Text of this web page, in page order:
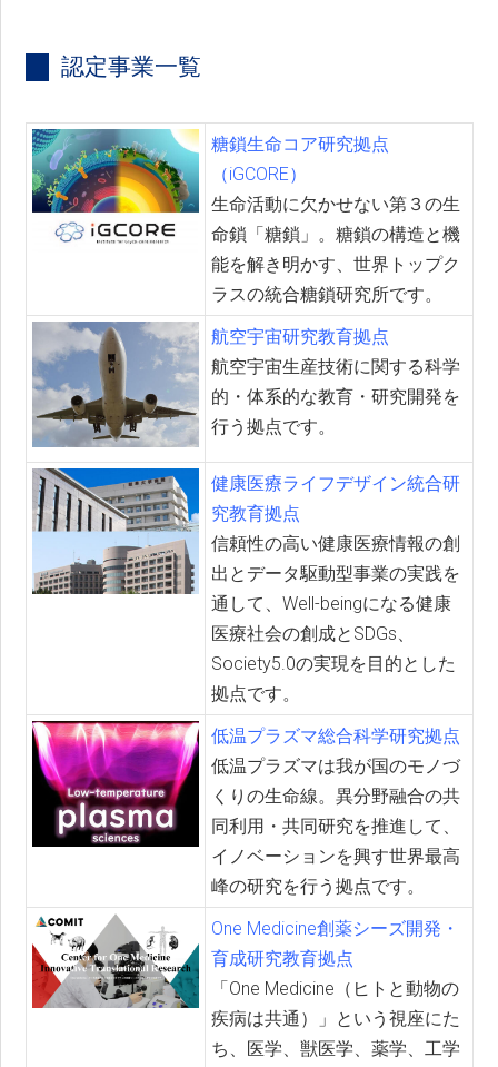
認定事業一覧
糖鎖生命コア研究拠点
（iGCORE）
生命活動に欠かせない第３の生
命鎖「糖鎖」。糖鎖の構造と機
能を解き明かす、世界トップク
ラスの統合糖鎖研究所です。
航空宇宙研究教育拠点
航空宇宙生産技術に関する科学
的・体系的な教育・研究開発を
行う拠点です。
健康医療ライフデザイン統合研
究教育拠点
信頼性の高い健康医療情報の創
出とデータ駆動型事業の実践を
通して、Well-beingになる健康
医療社会の創成とSDGs、
Society5.0の実現を目的とした
拠点です。
低温プラズマ総合科学研究拠点
低温プラズマは我が国のモノづ
くりの生命線。異分野融合の共
同利用・共同研究を推進して、
イノベーションを興す世界最高
峰の研究を行う拠点です。
One Medicine創薬シーズ開発・
育成研究教育拠点
「One Medicine（ヒトと動物の
疾病は共通）」という視座にた
ち、医学、獣医学、薬学、工学